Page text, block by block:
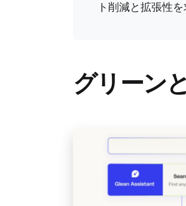
ト削減と拡張性
グリーン